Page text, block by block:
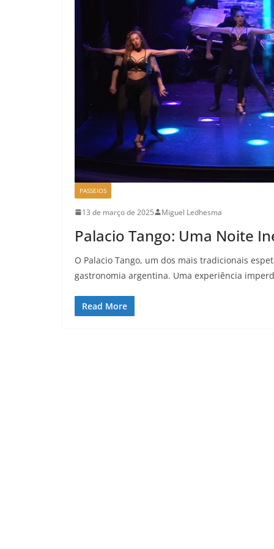
PASSEIOS
13 de março de 2025 Miguel Ledhesma
Palacio Tango: Uma Noite
O Palacio Tango, um dos mais tradicionais
gastronomia argentina. Uma experiência
Read More